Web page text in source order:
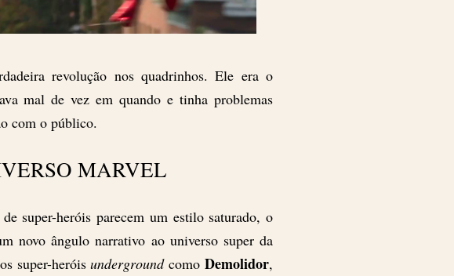
revolução nos quadrinhos. Ele era o
mal de vez em quando e tinha problemas
com o público.
MARVEL
super-heróis parecem um estilo saturado, o
novo ângulo narrativo ao universo super da
super-heróisundergroundcomoDemolidor,